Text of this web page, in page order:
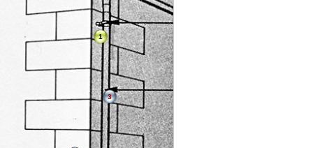
1
3